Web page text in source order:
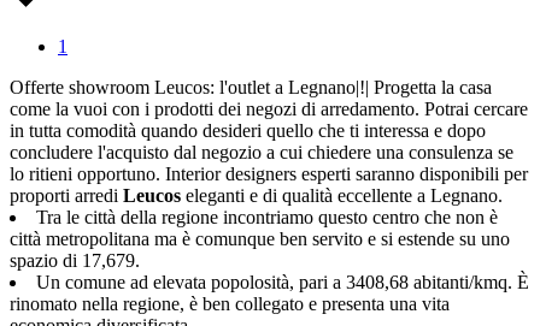
1
Offerte showroom Leucos: l'outlet a Legnano|!| Progetta la casa
come la vuoi con i prodotti dei negozi di arredamento. Potrai cercare
in tutta comodità quando desideri quello che ti interessa e dopo
concludere l'acquisto dal negozio a cui chiedere una consulenza se
lo ritieni opportuno. Interior designers esperti saranno disponibili per
proporti arredi Leucos eleganti e di qualità eccellente a Legnano.
Tra le città della regione incontriamo questo centro che non è
città metropolitana ma è comunque ben servito e si estende su uno
spazio di 17,679.
Un comune ad elevata popolosità, pari a 3408,68 abitanti/kmq. È
rinomato nella regione, è ben collegato e presenta una vita